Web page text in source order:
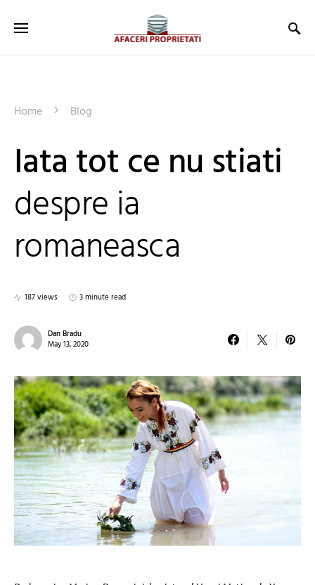
Home Blog
Iata tot ce nu stiati
despre ia
romaneasca
187 views 3 minute read
Dan Bradu
May 13, 2020